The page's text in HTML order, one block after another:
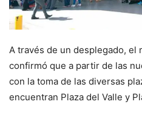
A través de un desplegado, el
confirmó que a partir de las
con la toma de las diversas
encuentran Plaza del Valle y